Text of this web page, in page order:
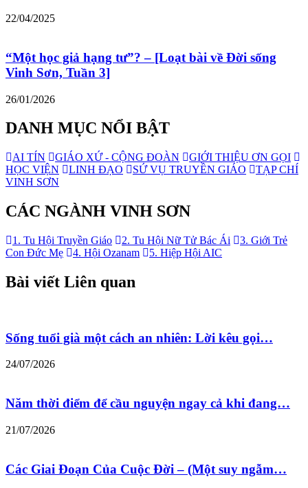
22/04/2025
“Một học giả hạng tư”? – [Loạt bài về Đời sống
Vinh Sơn, Tuần 3]
26/01/2026
DANH MỤC NỔI BẬT
AI TÍN GIÁO XỨ - CỘNG ĐOÀN
GIỚI THIỆU ƠN GỌI
HỌC VIỆN
LINH ĐẠO SỨ VỤ TRUYỀN GIÁO
TẠP CHÍ
VINH SƠN
CÁC NGÀNH VINH SƠN
1. Tu Hội Truyền Giáo 2. Tu Hội Nữ Tử Bác Ái
3. Giới Trẻ
Con Đức Mẹ
4. Hội Ozanam 5. Hiệp Hội AIC
Bài viết Liên quan
Sống tuổi già một cách an nhiên: Lời kêu gọi…
24/07/2026
Năm thời điểm để cầu nguyện ngay cả khi đang…
21/07/2026
Các Giai Đoạn Của Cuộc Đời – (Một suy ngẫm…